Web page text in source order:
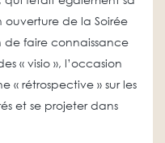
ouverture de la Soirée
de faire connaissance
« visio », l’occasion
« rétrospective » sur les
et se projeter dans